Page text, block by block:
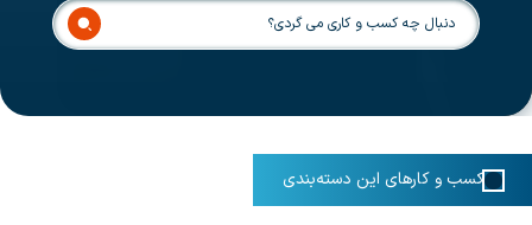
کسب و کارهای این دسته‌بندی